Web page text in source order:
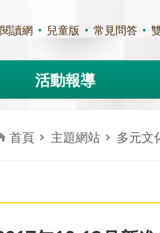
閱讀網 兒童版 常見問答
活動報導
首頁 主題網站 多元文